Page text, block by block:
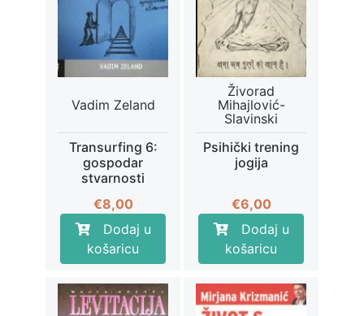
Vadim Zeland
Transurfing 6:
gospodar
stvarnosti
€8,00
Dodaj u
košaricu
Živorad
Mihajlović-
Slavinski
Psihički trening
jogija
€6,00
Dodaj u
košaricu